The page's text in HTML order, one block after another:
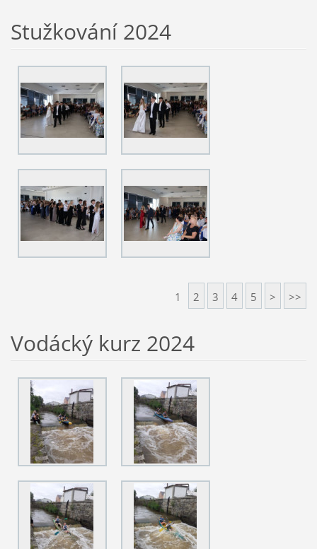
Stužkování 2024
1 2 3 4 5 > >>
Vodácký kurz 2024